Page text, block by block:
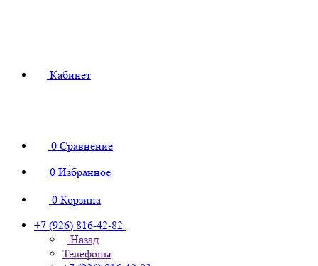
Кабинет
0 Сравнение
0 Избранное
0 Корзина
+7 (926) 816-42-82
Назад
Телефоны